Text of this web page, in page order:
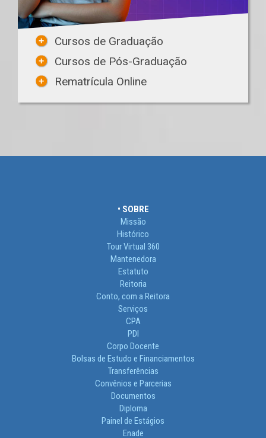
Cursos de Graduação
Cursos de Pós-Graduação
Rematrícula Online
• SOBRE
Missão
Histórico
Tour Virtual 360
Mantenedora
Estatuto
Reitoria
Conto, com a Reitora
Serviços
CPA
PDI
Corpo Docente
Bolsas de Estudo e Financiamentos
Transferências
Convênios e Parcerias
Documentos
Diploma
Painel de Estágios
Enade